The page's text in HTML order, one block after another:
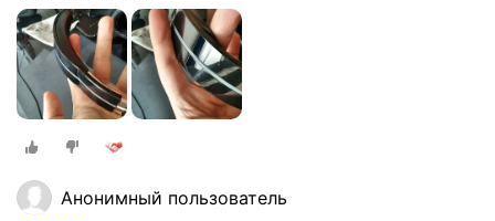
Анонимный пользователь